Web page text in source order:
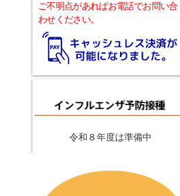
ご不明点があればお電話でお問い合
わせください。
令和８年度は準備中